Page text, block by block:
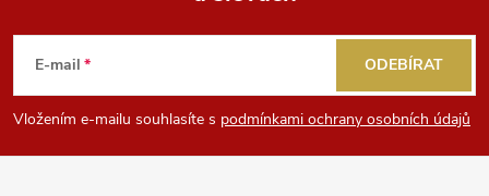
ý
p
i
s
p
E-mail
Vložením e-mailu souhlasíte s podmínkami ochrany osobních údajů
ODEBÍRAT